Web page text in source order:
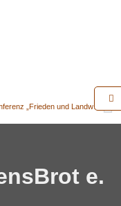
Jahreskonferenz „Frieden und Landwirtschaft“ 2023 in der Slowakischen Republik
e.